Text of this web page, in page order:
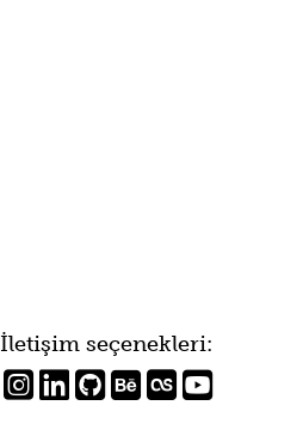
İletişim seçenekleri: